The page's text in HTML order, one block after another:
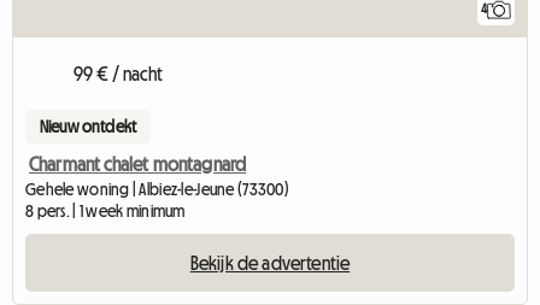
4
99 € / nacht
Nieuw ontdekt
Charmant chalet montagnard
Gehele woning | Albiez-le-Jeune (73300)
8 pers. | 1 week minimum
Bekijk de advertentie